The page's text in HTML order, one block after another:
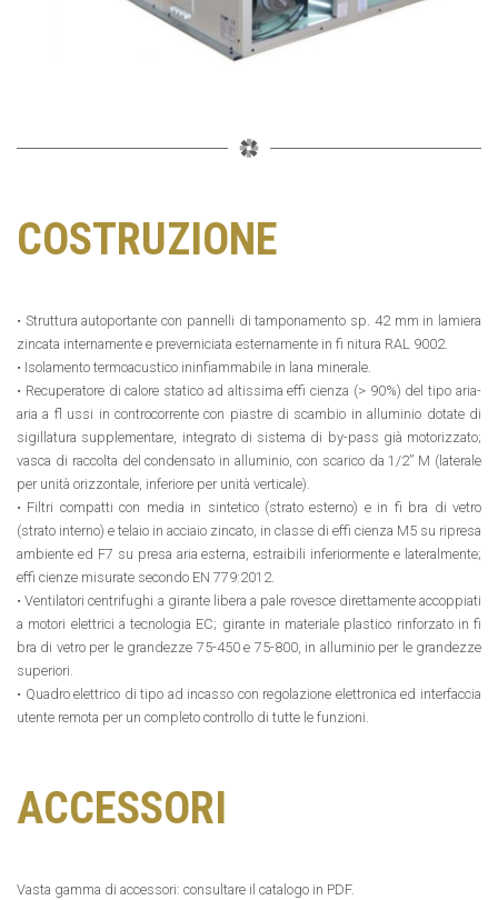
COSTRUZIONE
• Struttura autoportante con pannelli di tamponamento sp. 42 mm in lamiera
zincata internamente e preverniciata esternamente in fi nitura RAL 9002.
• Isolamento termoacustico ininfiammabile in lana minerale.
• Recuperatore di calore statico ad altissima effi cienza (> 90%) del tipo aria-
aria a fl ussi in controcorrente con piastre di scambio in alluminio dotate di
sigillatura supplementare, integrato di sistema di by-pass già motorizzato;
vasca di raccolta del condensato in alluminio, con scarico da 1/2” M (laterale
per unità orizzontale, inferiore per unità verticale).
• Filtri compatti con media in sintetico (strato esterno) e in fi bra di vetro
(strato interno) e telaio in acciaio zincato, in classe di effi cienza M5 su ripresa
ambiente ed F7 su presa aria esterna, estraibili inferiormente e lateralmente;
effi cienze misurate secondo EN 779:2012.
• Ventilatori centrifughi a girante libera a pale rovesce direttamente accoppiati
a motori elettrici a tecnologia EC; girante in materiale plastico rinforzato in fi
bra di vetro per le grandezze 75-450 e 75-800, in alluminio per le grandezze
superiori.
• Quadro elettrico di tipo ad incasso con regolazione elettronica ed interfaccia
utente remota per un completo controllo di tutte le funzioni.
ACCESSORI
Vasta gamma di accessori: consultare il catalogo in PDF.